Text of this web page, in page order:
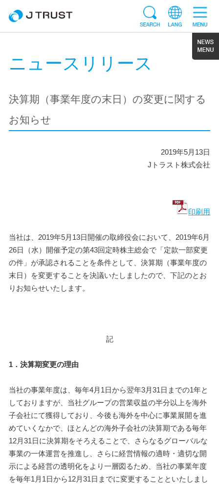
ニュースリリース
決算期（事業年度の末日）の変更に関する
お知らせ
2019年5月13日
Jトラスト株式会社
印刷用
当社は、2019年5月13日開催の取締役会において、2019年6月
26日（水）開催予定の第43回定時株主総会で「定款一部変更
の件」が承認されることを条件として、決算期（事業年度の
末日）を変更することを決議いたしましたので、下記のとお
りお知らせいたします。
記
1．決算期変更の理由
当社の事業年度は、毎年4月1日から翌年3月31日までの1年と
しておりますが、当社グループの営業収益の半分以上を海外
子会社にて獲得しており、今後も海外を中心に事業展開を進
めていくなかで、ほとんどの海外子会社の決算期である毎年
12月31日に決算期をそろえることで、さらなるグローバルな
事業の一体運営を推進し、さらに経営情報の適時・適切な開
示による経営の透明化をより一層図るため、当社の事業年度
を毎年1月1日から12月31日までに変更することといたしまし